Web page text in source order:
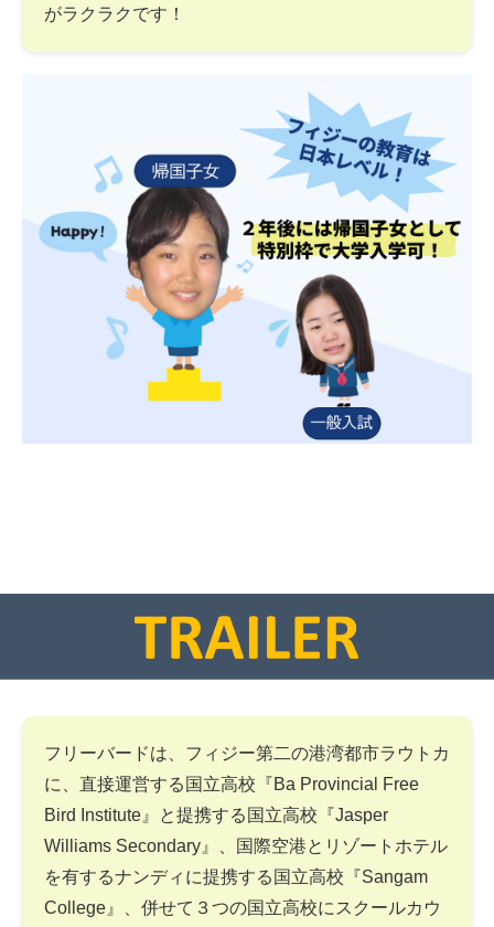
がラクラクです！
フリーバードは、フィジー第二の港湾都市ラウトカ
に、直接運営する国立高校『Ba Provincial Free
Bird Institute』と提携する国立高校『Jasper
Williams Secondary』、国際空港とリゾートホテル
を有するナンディに提携する国立高校『Sangam
College』、併せて３つの国立高校にスクールカウ